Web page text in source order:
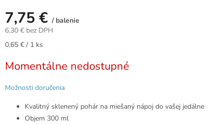
7,75 € / balenie
6,30 € bez DPH
Jednotková
0,65 € / 1 ks
Momentálne nedostupné
Možnosti doručenia
Kvalitný sklenený pohár na miešaný nápoj do vašej jedálne
Objem 300 ml